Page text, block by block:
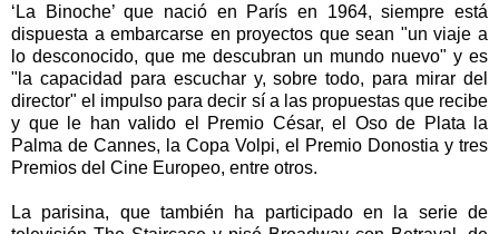
‘La Binoche’ que nació en París en 1964, siempre está
dispuesta a embarcarse en proyectos que sean "un viaje a
lo desconocido, que me descubran un mundo nuevo" y es
"la capacidad para escuchar y, sobre todo, para mirar del
director" el impulso para decir sí a las propuestas que recibe
y que le han valido el Premio César, el Oso de Plata la
Palma de Cannes, la Copa Volpi, el Premio Donostia y tres
Premios del Cine Europeo, entre otros.
La parisina, que también ha participado en la serie de